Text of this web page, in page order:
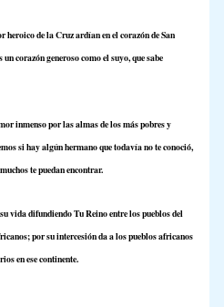
de la Cruz ardían en el corazón de San
corazón generoso como el suyo, que sabe
inmenso por las almas de los más pobres y
si hay algún hermano que todavía no te conoció,
te puedan encontrar.
vida difundiendo Tu Reino entre los pueblos del
por su intercesión da a los pueblos africanos
en ese continente.